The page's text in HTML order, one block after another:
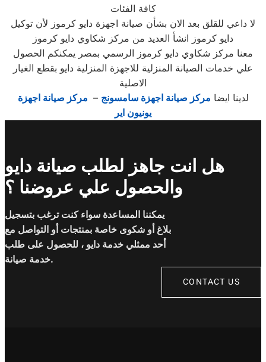
كافة الفئات
لا داعي للقلق بعد الان بشأن صيانة اجهزة دايو كرموز لأن توكيل
دايو كرموز انشأ العديد من مركز شكاوي دايو كرموز
معنا مركز شكاوي دايو كرموز الرسمي بمصر يمكنكم الحصول
علي خدمات الصيانة المنزلية للاجهزة المنزلية دايو بقطع الغيار
الاصلية
لدينا ايضا مركز صيانة اجهزة سامسونج – مركز صيانة اجهزة
يونيون اير
هل انت جاهز لطلب صيانة دايو
والحصول علي عروضنا ؟
يمكننا المساعدة سواء كنت ترغب بتسجيل
بلاغ أو شكوى خاصة بمنتجات أو التواصل مع
أحد ممثلي خدمة دايو ، للحصول على طلب
خدمة صيانة.
CONTACT US